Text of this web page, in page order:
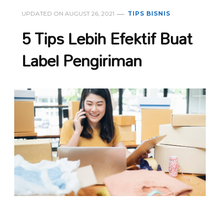
UPDATED ON AUGUST 26, 2021 TIPS BISNIS
5 Tips Lebih Efektif Buat
Label Pengiriman